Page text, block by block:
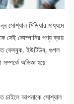
সোশ্যাল মিডিয়ার মাধ্যমে
সেই কোম্পানির পণ্য ক্রয়
ফেসবুক, ইউটিউব, গুগল
সম্পর্কে অভিজ্ঞ হয়ে
চাইলে আপনাকে সোশ্যাল